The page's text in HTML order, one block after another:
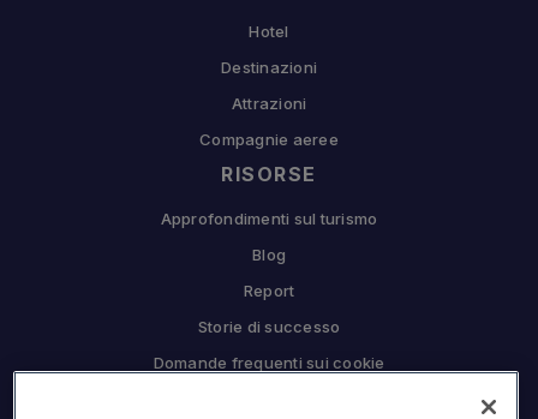
Hotel
Destinazioni
Attrazioni
Compagnie aeree
RISORSE
Approfondimenti sul turismo
Blog
Report
Storie di successo
Domande frequenti sui cookie